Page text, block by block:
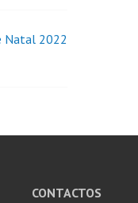
Natal 2022
CONTACTOS